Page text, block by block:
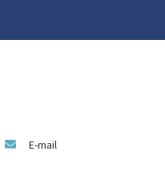
E-mail